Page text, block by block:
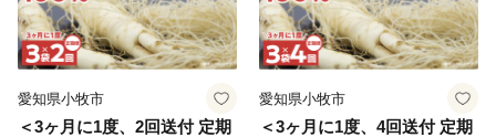
愛知県小牧市
＜3ヶ月に1度、2回送付 定期
愛知県小牧市
＜3ヶ月に1度、4回送付 定期